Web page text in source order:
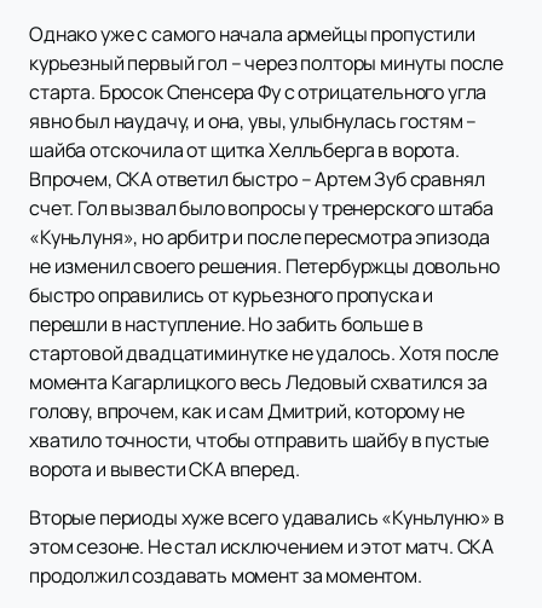
Однако уже с самого начала армейцы пропустили
курьезный первый гол – через полторы минуты после
старта. Бросок Спенсера Фу с отрицательного угла
явно был наудачу, и она, увы, улыбнулась гостям –
шайба отскочила от щитка Хелльберга в ворота.
Впрочем, СКА ответил быстро – Артем Зуб сравнял
счет. Гол вызвал было вопросы у тренерского штаба
«Куньлуня», но арбитр и после пересмотра эпизода
не изменил своего решения. Петербуржцы довольно
быстро оправились от курьезного пропуска и
перешли в наступление. Но забить больше в
стартовой двадцатиминутке не удалось. Хотя после
момента Кагарлицкого весь Ледовый схватился за
голову, впрочем, как и сам Дмитрий, которому не
хватило точности, чтобы отправить шайбу в пустые
ворота и вывести СКА вперед.
Вторые периоды хуже всего удавались «Куньлуню» в
этом сезоне. Не стал исключением и этот матч. СКА
продолжил создавать момент за моментом.